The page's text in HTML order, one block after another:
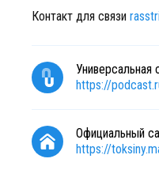
Контакт для связи
Универсальная
https://
Официальный
https://